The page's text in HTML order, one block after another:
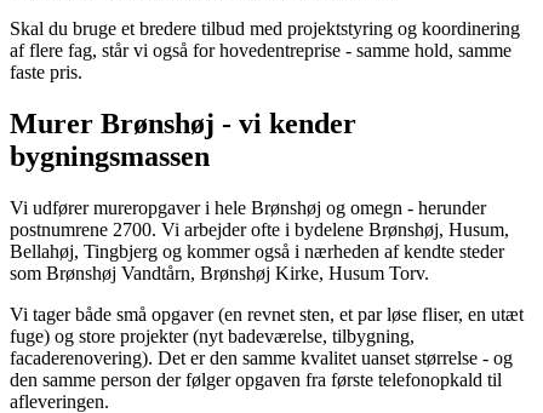
Skal du bruge et bredere tilbud med projektstyring og koordinering
af flere fag, står vi også for hovedentreprise - samme hold, samme
faste pris.
Murer Brønshøj - vi kender
bygningsmassen
Vi udfører mureropgaver i hele Brønshøj og omegn - herunder
postnumrene 2700. Vi arbejder ofte i bydelene Brønshøj, Husum,
Bellahøj, Tingbjerg og kommer også i nærheden af kendte steder
som Brønshøj Vandtårn, Brønshøj Kirke, Husum Torv.
Vi tager både små opgaver (en revnet sten, et par løse fliser, en utæt
fuge) og store projekter (nyt badeværelse, tilbygning,
facaderenovering). Det er den samme kvalitet uanset størrelse - og
den samme person der følger opgaven fra første telefonopkald til
afleveringen.